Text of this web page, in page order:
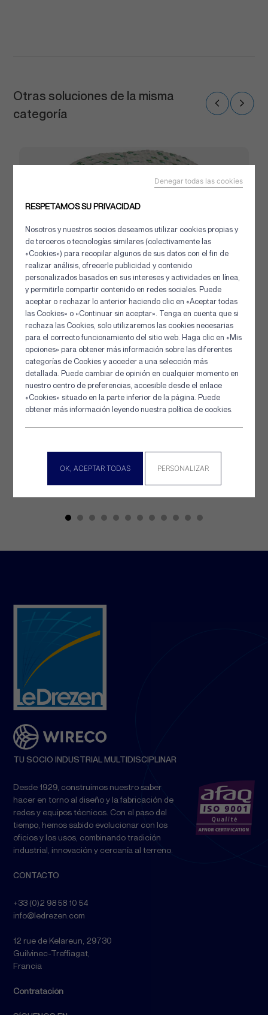
Panel de gestión de cookies
RESPETAMOS SU PRIVACIDAD
Nosotros y nuestros socios deseamos utilizar cookies propias y
de terceros o tecnologías similares (colectivamente las
«Cookies») para recopilar algunos de sus datos con el fin de
realizar análisis, ofrecerle publicidad y contenido
personalizados basados en sus intereses y actividades en línea,
y permitirle compartir contenido en redes sociales. Puede
aceptar o rechazar lo anterior haciendo clic en «Aceptar todas
las Cookies» o «Continuar sin aceptar». Tenga en cuenta que si
rechaza las Cookies, solo utilizaremos las cookies necesarias
para el correcto funcionamiento del sitio web. Haga clic en «Mis
opciones» para obtener más información sobre las diferentes
categorías de Cookies y acceder a una selección más
detallada. Puede cambiar de opinión en cualquier momento en
nuestro centro de preferencias, accesible desde el enlace
«Cookies» situado en la parte inferior de la página. Puede
obtener más información leyendo nuestra política de cookies.
OK, ACEPTAR TODAS
Denegar todas las cookies
PERSONALIZAR
Otras soluciones de la misma
categoría
Cable de hundimiento Eurosteel
Canales especiales para cajas Este producto está
diseñado específicamente para la fabricación de redes
de...
TU SOCIO INDUSTRIAL MULTIDISCIPLINAR
Desde 1929, construimos nuestro saber
hacer en torno al diseño y la fabricación de
redes y equipos técnicos. Con el paso del
tiempo, hemos sabido evolucionar con los
oficios y los usos, combinando tradición
industrial, innovación y cercanía al terreno.
CONTACTO
+33 (0)2 98 58 10 54
info@ledrezen.com
12 rue de Kelareun, 29730
Guilvinec-Treffiagat,
Francia
Contratación